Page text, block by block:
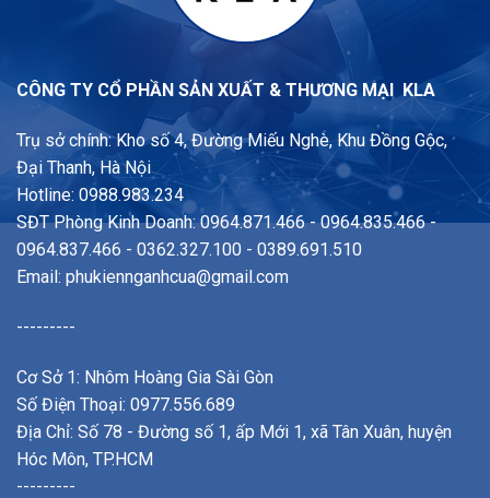
CÔNG TY CỔ PHẦN SẢN XUẤT & THƯƠNG MẠI KLA
Trụ sở chính: Kho số 4, Đường Miếu Nghè, Khu Đồng Gộc,
Đại Thanh, Hà Nội
Hotline: 0988.983.234
SĐT Phòng Kinh Doanh: 0964.871.466 - 0964.835.466 -
0964.837.466 - 0362.327.100 - 0389.691.510
Email: phukiennganhcua@gmail.com
---------
Cơ Sở 1: Nhôm Hoàng Gia Sài Gòn
Số Điện Thoại: 0977.556.689
Địa Chỉ: Số 78 - Đường số 1, ấp Mới 1, xã Tân Xuân, huyện
Hóc Môn, TP.HCM
---------